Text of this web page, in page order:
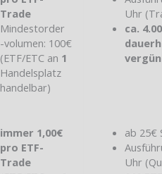
Trade
Mindestorder
-volumen: 100€
(ETF/ETC an 1
Handelsplatz
handelbar)
Uhr
ca.
immer 1,00€
pro ETF-
Trade
ab 25€
Uhr